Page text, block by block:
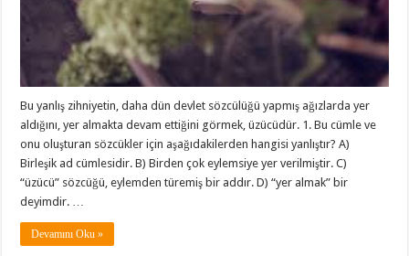
Bu yanlış zihniyetin, daha dün devlet sözcülüğü yapmış ağızlarda yer
aldığını, yer almakta devam ettiğini görmek, üzücüdür. 1. Bu cümle ve
onu oluşturan sözcükler için aşağıdakilerden hangisi yanlıştır? A)
Birleşik ad cümlesidir. B) Birden çok eylemsiye yer verilmiştir. C)
“üzücü” sözcüğü, eylemden türemiş bir addır. D) “yer almak” bir
deyimdir. …
Devamını Oku »